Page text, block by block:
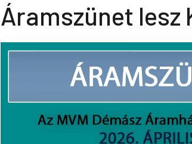
Áramszünet lesz